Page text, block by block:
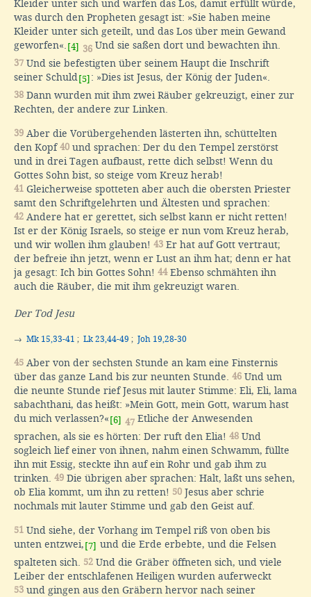
Kleider unter sich und warfen das Los, damit erfüllt würde,
was durch den Propheten gesagt ist: »Sie haben meine
Kleider unter sich geteilt, und das Los über mein Gewand
geworfen«. [4] 36 Und sie saßen dort und bewachten ihn.
37 Und sie befestigten über seinem Haupt die Inschrift
seiner Schuld [5] : »Dies ist Jesus, der König der Juden«.
38 Dann wurden mit ihm zwei Räuber gekreuzigt, einer zur
Rechten, der andere zur Linken.
39 Aber die Vorübergehenden lästerten ihn, schüttelten
den Kopf 40 und sprachen: Der du den Tempel zerstörst
und in drei Tagen aufbaust, rette dich selbst! Wenn du
Gottes Sohn bist, so steige vom Kreuz herab!
41 Gleicherweise spotteten aber auch die obersten Priester
samt den Schriftgelehrten und Ältesten und sprachen:
42 Andere hat er gerettet, sich selbst kann er nicht retten!
Ist er der König Israels, so steige er nun vom Kreuz herab,
und wir wollen ihm glauben! 43 Er hat auf Gott vertraut;
der befreie ihn jetzt, wenn er Lust an ihm hat; denn er hat
ja gesagt: Ich bin Gottes Sohn! 44Ebenso schmähten ihn
auch die Räuber, die mit ihm gekreuzigt waren.
Der Tod Jesu
→ Mk 15,33-41 ; Lk 23,44-49 ; Joh 19,28-30
45 Aber von der sechsten Stunde an kam eine Finsternis
über das ganze Land bis zur neunten Stunde. 46 Und um
die neunte Stunde rief Jesus mit lauter Stimme: Eli, Eli, lama
sabachthani, das heißt: »Mein Gott, mein Gott, warum hast
du mich verlassen?« [6] 47 Etliche der Anwesenden
sprachen, als sie es hörten: Der ruft den Elia! 48 Und
sogleich lief einer von ihnen, nahm einen Schwamm, füllte
ihn mit Essig, steckte ihn auf ein Rohr und gab ihm zu
trinken. 49 Die übrigen aber sprachen: Halt, laßt uns sehen,
ob Elia kommt, um ihn zu retten! 50 Jesus aber schrie
nochmals mit lauter Stimme und gab den Geist auf.
51 Und siehe, der Vorhang im Tempel riß von oben bis
unten entzwei, [7] und die Erde erbebte, und die Felsen
spalteten sich. 52 Und die Gräber öffneten sich, und viele
Leiber der entschlafenen Heiligen wurden auferweckt
53 und gingen aus den Gräbern hervor nach seiner